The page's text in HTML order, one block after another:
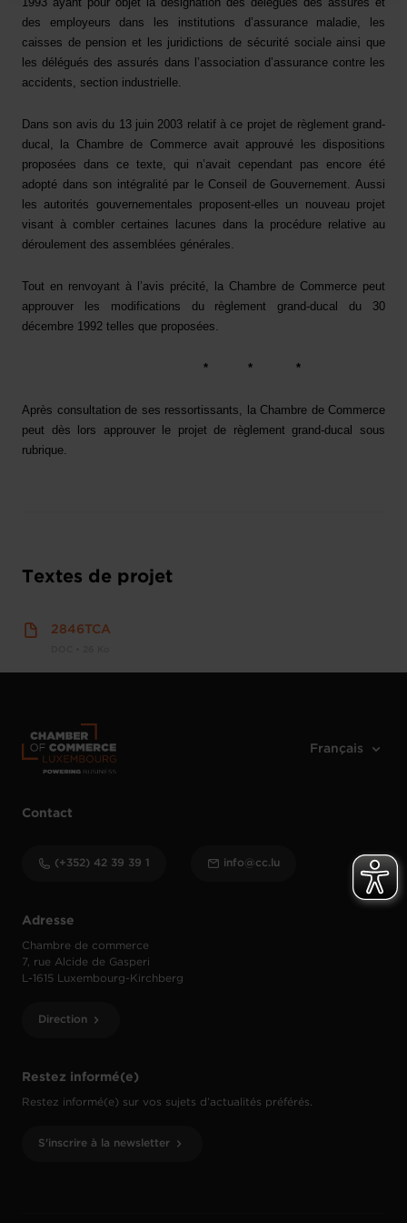
des employeurs dans les institutions d’assurance maladie, les
caisses de pension et les juridictions de sécurité sociale ainsi que
les délégués des assurés dans l’association d’assurance contre les
accidents, section industrielle.
Dans son avis du 13 juin 2003 relatif à ce projet de règlement grand-
ducal, la Chambre de Commerce avait approuvé les dispositions
proposées dans ce texte, qui n’avait cependant pas encore été
adopté dans son intégralité par le Conseil de Gouvernement. Aussi
les autorités gouvernementales proposent-elles un nouveau projet
visant à combler certaines lacunes dans la procédure relative au
déroulement des assemblées générales.
Tout en renvoyant à l’avis précité, la Chambre de Commerce peut
approuver
les modifications du règlement grand-ducal du 30
décembre 1992 telles que proposées.
* * *
Après consultation de ses ressortissants, la Chambre de Commerce
peut dès lors approuver le projet de règlement grand-ducal sous
rubrique.
Textes de projet
2846TCA
Restez informé(e)
Restez informé(e) sur vos sujets d’actualités préférés.
S'inscrire à la newsletter
Adresse
Chambre de commerce
7, rue Alcide de Gasperi
L-1615 Luxembourg-Kirchberg
Direction
Contact
(+352) 42 39 39 1 info@cc.lu